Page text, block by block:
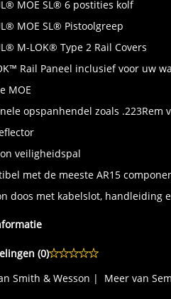
MOE SL® 6 postities kolf
MOE SL® Pistoolgreep
M-LOK® Type 2 Rail Covers
Rail Paneel inclusief voor uw
MOE
opspanhendel zoals .223Rem
veiligheidspal
met de meeste AR15
doos met kabelslot, handleiding
(0)
Smith & Wesson | Meer van